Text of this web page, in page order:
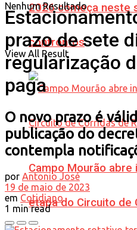
2026 começa neste
confrontos
Campo Mourão abre
etapa do Circuito de
Nenhum Resultado
View All Result
prazo de sete
regularização
paga
O novo prazo é
publicação do
contempla
por Antonio José
19 de maio de 2023
em Cotidiano
1 min read